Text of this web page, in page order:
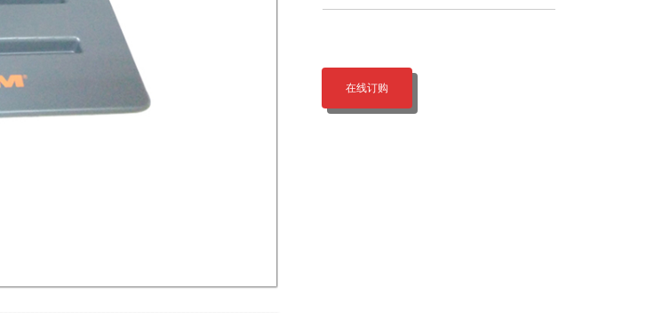
在线订购